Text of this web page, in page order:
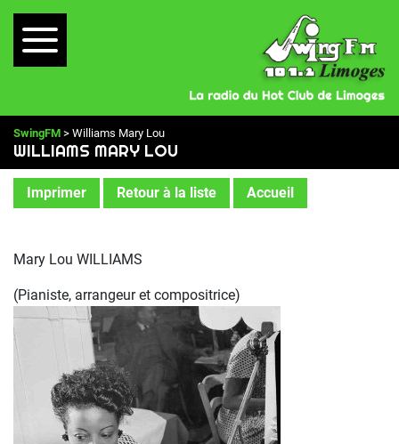
SwingFM > Williams Mary Lou
WILLIAMS MARY LOU
Imprimer Retour à la liste Accueil
Mary Lou WILLIAMS
(Pianiste, arrangeur et compositrice)